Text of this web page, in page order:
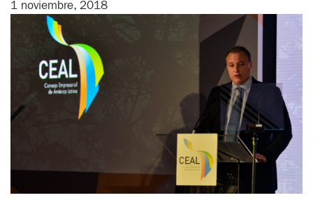
1 noviembre, 2018